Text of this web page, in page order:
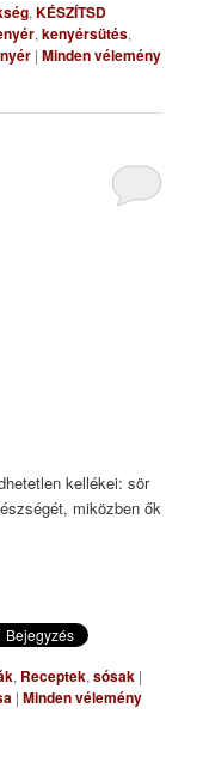
,KÉSZÍTSD
,kenyérsütés,
|Minden vélemény
kellékei: sör
miközben ők
, Receptek,sósak |
|Minden vélemény